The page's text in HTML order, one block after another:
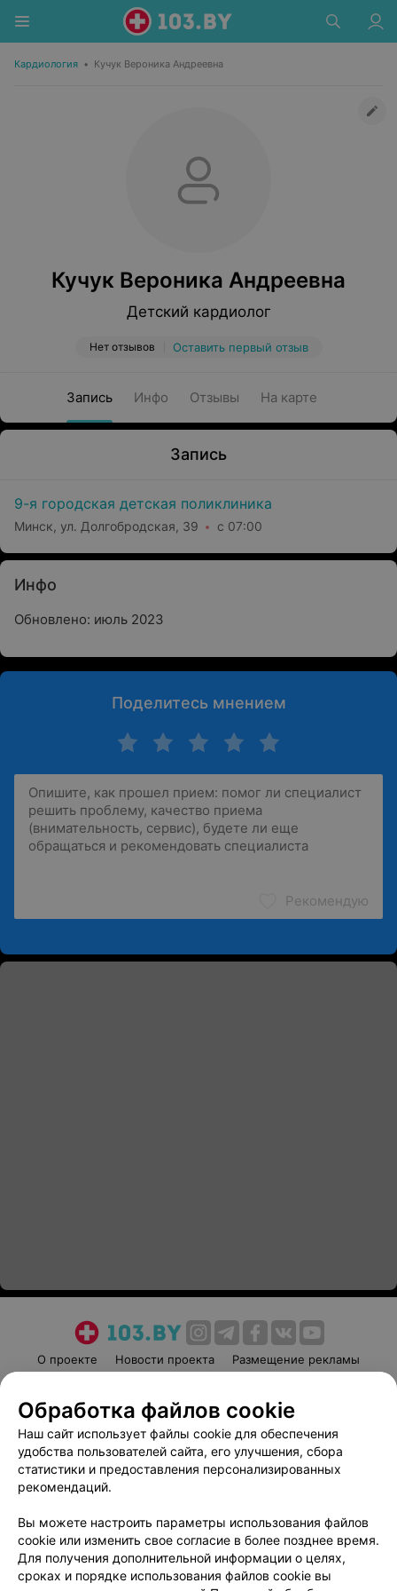
Кардиология • Кучук Вероника Андреевна
Кучук Вероника Андреевна
Детский кардиолог
Нет отзывов Оставить первый отзыв
Запись Инфо Отзывы На карте
Запись
9-я городская детская поликлиника
Минск, ул. Долгобродская, 39 с 07:00
Инфо
Обновлено: июль 2023
Поделитесь мнением
Рекомендую
О проекте Новости проекта
Размещение рекламы
Пользовательское соглашение
Способы оплаты
Вакансии
Партнеры
Написать руководителю 103.by
Обработка персональных данных
Обработка файлов cookie
Наш сайт использует файлы cookie для обеспечения
удобства пользователей сайта, его улучшения, сбора
статистики и предоставления персонализированных
рекомендаций.
Вы можете настроить параметры использования файлов
cookie или изменить свое согласие в более позднее время.
Для получения дополнительной информации о целях,
сроках и порядке использования файлов cookie вы